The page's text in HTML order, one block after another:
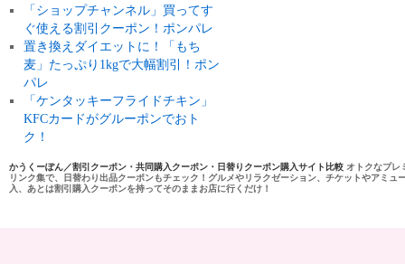
「ショップチャンネル」買ってす
ぐ使える割引クーポン！ポンパレ
置き換えダイエットに！「もち
麦」たっぷり1kgで大幅割引！ポン
パレ
「ケンタッキーフライドチキン」
KFCカードがグルーポンでおト
ク！
かうくーぽん／割引クーポン・共同購入クーポン・日替りクーポン購入サイト比較 オトクなプレ
リンク集で、日替わり出品クーポンもチェック！グルメやリラクゼーション、チケットやアミ
入、あとは割引購入クーポンを持ってそのままお店に行くだけ！